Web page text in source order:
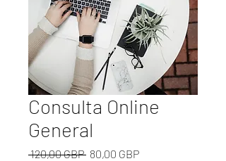
Consulta Online
General
120,00 GBP Precio
80,00 GBPPrecio